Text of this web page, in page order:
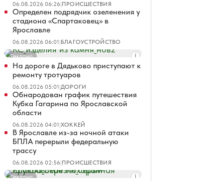
06.08.2026 06:26|ПРОИСШЕСТВИЯ
Определен подрядчик озеленения у
стадиона «Спартаковец» в
Ярославле
06.08.2026 06:01|БЛАГОУСТРОЙСТВО
Реклама
На дороге в Дядьково приступают к
ремонту тротуаров
06.08.2026 05:01|ДОРОГИ
Обнародован график путешествия
Кубка Гагарина по Ярославской
области
06.08.2026 04:01|ХОККЕЙ
В Ярославле из-за ночной атаки
БПЛА перерыли федеральную
трассу
06.08.2026 02:56|ПРОИСШЕСТВИЯ
Реклама